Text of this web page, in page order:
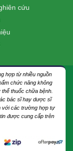
cứu
hợp từ nhiều nguồn
chức năng không
thuốc chữa bệnh.
bác sĩ hay dược sĩ
với các trường hợp tự
được cung cấp trên